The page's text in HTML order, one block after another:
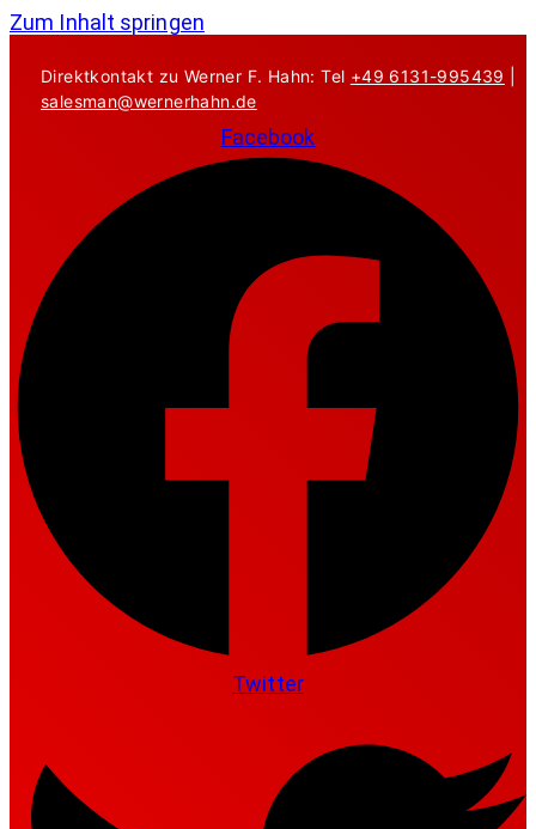
Zum Inhalt springen
Direktkontakt zu Werner F. Hahn: Tel +49 6131-995439
salesman@wernerhahn.de
Facebook
Twitter